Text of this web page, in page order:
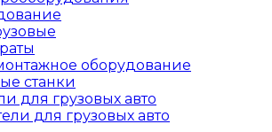
оборудование
станки
для грузовых авто
для грузовых авто